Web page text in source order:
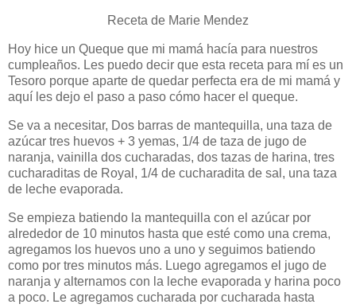
Receta de Marie Mendez
Hoy hice un Queque que mi mamá hacía para nuestros
cumpleaños. Les puedo decir que esta receta para mí es un
Tesoro porque aparte de quedar perfecta era de mi mamá y
aquí les dejo el paso a paso cómo hacer el queque.
Se va a necesitar, Dos barras de mantequilla, una taza de
azúcar tres huevos + 3 yemas, 1/4 de taza de jugo de
naranja, vainilla dos cucharadas, dos tazas de harina, tres
cucharaditas de Royal, 1/4 de cucharadita de sal, una taza
de leche evaporada.
Se empieza batiendo la mantequilla con el azúcar por
alrededor de 10 minutos hasta que esté como una crema,
agregamos los huevos uno a uno y seguimos batiendo
como por tres minutos más. Luego agregamos el jugo de
naranja y alternamos con la leche evaporada y harina poco
a poco. Le agregamos cucharada por cucharada hasta